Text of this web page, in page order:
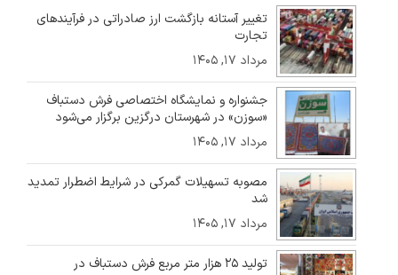
تغییر آستانه بازگشت ارز صادراتی در فرآیندهای
تجارت
مرداد ۱۷, ۱۴۰۵
جشنواره و نمایشگاه اختصاصی فرش دستباف
«سوزن» در شهرستان درگزین برگزار می‌شود
مرداد ۱۷, ۱۴۰۵
مصوبه تسهیلات گمرکی در شرایط اضطرار تمدید
شد
مرداد ۱۷, ۱۴۰۵
تولید ۲۵ هزار متر مربع فرش دستباف در